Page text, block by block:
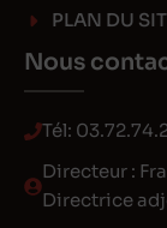
PLAN DU
Nous
Tél:
Directeur :
Directrice